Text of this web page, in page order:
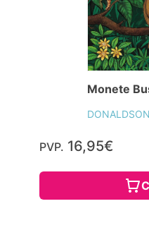
Monete
PVP. 16,95€